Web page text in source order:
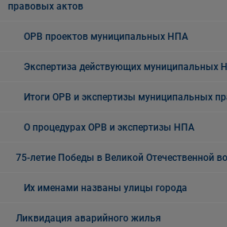
правовых актов
ОРВ проектов муниципальных НПА
Экспертиза действующих муниципальных
Итоги ОРВ и экспертизы муниципальных
О процедурах ОРВ и экспертизы НПА
75-летие Победы в Великой Отечественной
Их именами названы улицы города
Ликвидация аварийного жилья